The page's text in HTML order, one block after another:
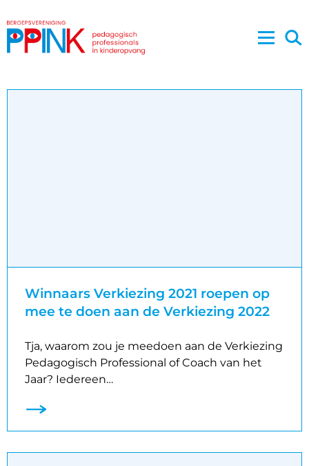
Winnaars Verkiezing 2021 roepen op
mee te doen aan de Verkiezing 2022
Tja, waarom zou je meedoen aan de Verkiezing
Pedagogisch Professional of Coach van het
Jaar? Iedereen…